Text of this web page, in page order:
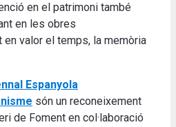
en el patrimoni també
en les obres
valor el temps, la memòria
Espanyola
són un reconeixement
de Foment en col·laboració